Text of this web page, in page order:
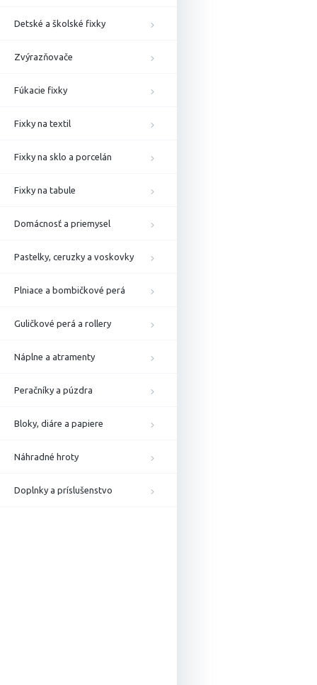
Detské a školské fixky
Zvýrazňovače
Fúkacie fixky
Fixky na textil
Fixky na sklo a porcelán
Fixky na tabule
Domácnosť a priemysel
Pastelky, ceruzky a voskovky
Plniace a bombičkové perá
Guličkové perá a rollery
Náplne a atramenty
Peračníky a púzdra
Bloky, diáre a papiere
Náhradné hroty
Doplnky a príslušenstvo